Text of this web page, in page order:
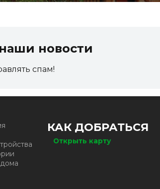
новости
спам!
КАК ДОБРАТЬСЯ
Открыть карту